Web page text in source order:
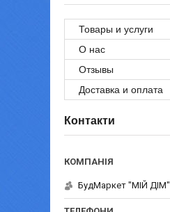
Товары и услуги
О нас
Отзывы
Доставка и оплата
Контакти
БудМаркет "МІЙ ДІМ"